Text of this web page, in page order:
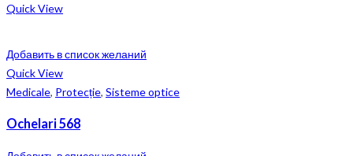
Quick View
Добавить в список желаний
Quick View
Medicale, Protecție, Sisteme optice
Ochelari 568